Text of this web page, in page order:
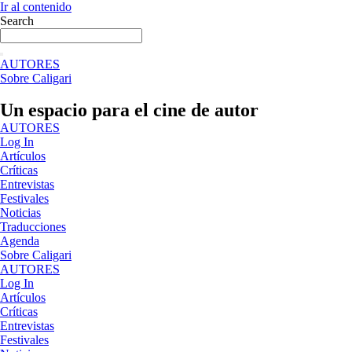
Ir al contenido
Search
AUTORES
Sobre Caligari
Un espacio para el cine de autor
AUTORES
Log In
Artículos
Críticas
Entrevistas
Festivales
Noticias
Traducciones
Agenda
Sobre Caligari
AUTORES
Log In
Artículos
Críticas
Entrevistas
Festivales